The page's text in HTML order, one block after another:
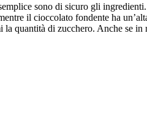
sono di sicuro gli
il cioccolato fondente ha
la quantità di zucchero. Anche se